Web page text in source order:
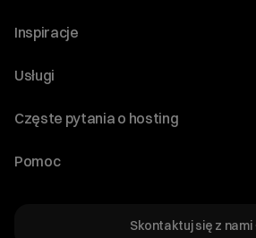
O nas
Program Korzyści dla Inwestorów
Regulaminy i specyfikacje
Inspiracje
Blog
WordPress
Audyt stron
Usługi
Domeny
Hosting dla WooCommerce
Częste pytania o hosting
Jak przenieść stronę?
Pomoc
Skontaktuj się z nami